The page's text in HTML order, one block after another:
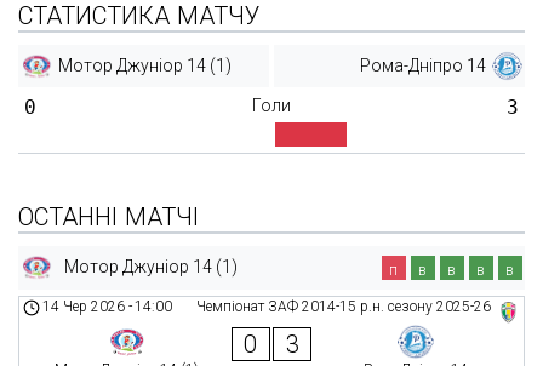
СТАТИСТИКА МАТЧУ
Мотор Джуніор 14 (1) Рома-Дніпро 14
0 Голи 3
ОСТАННІ МАТЧІ
Мотор Джуніор 14 (1) п в в в в
Чемпіонат ЗАФ 2014-15 р.н. сезону 2025-26
14 Чер 2026 -14:00
0 3